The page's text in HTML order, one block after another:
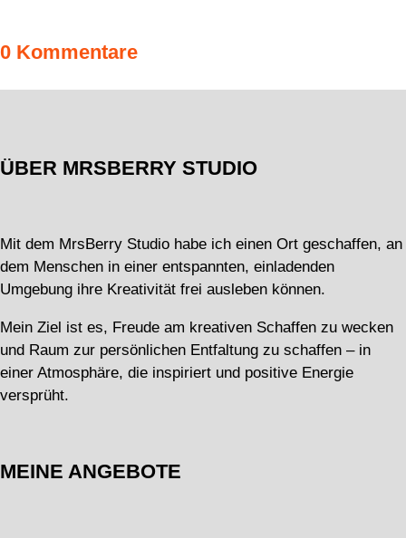
0 Kommentare
ÜBER MRSBERRY STUDIO
Mit dem MrsBerry Studio habe ich einen Ort geschaffen, an
dem Menschen in einer entspannten, einladenden
Umgebung ihre Kreativität frei ausleben können.
Mein Ziel ist es, Freude am kreativen Schaffen zu wecken
und Raum zur persönlichen Entfaltung zu schaffen – in
einer Atmosphäre, die inspiriert und positive Energie
versprüht.
MEINE ANGEBOTE